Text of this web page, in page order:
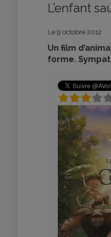
L’enfant
Le 9 octobre 2012
Un film
forme.